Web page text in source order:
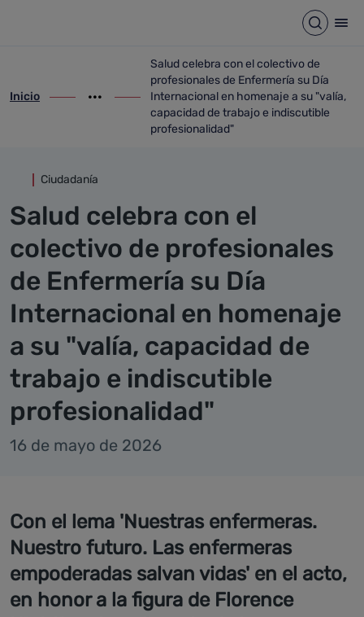
Abrir
ir-a inicio
Inicio
Mostrar opciones del camino de migas
ir-a Salud celebra con el colectivo de
Salud celebra con el colectivo de
profesionales de Enfermería su Día
Internacional en homenaje a su "valía,
capacidad de trabajo e indiscutible
profesionalidad"
Ciudadanía
Salud celebra con el
colectivo de profesionales
de Enfermería su Día
Internacional en homenaje
a su "valía, capacidad de
trabajo e indiscutible
profesionalidad"
16 de mayo de 2026
Con el lema 'Nuestras enfermeras.
Nuestro futuro. Las enfermeras
empoderadas salvan vidas' en el acto,
en honor a la figura de Florence